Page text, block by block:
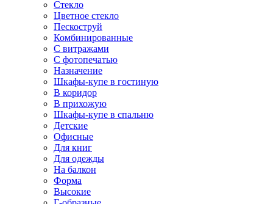
Стекло
Цветное стекло
Пескоструй
Комбинированные
С витражами
С фотопечатью
Назначение
Шкафы-купе в гостиную
В коридор
В прихожую
Шкафы-купе в спальню
Детские
Офисные
Для книг
Для одежды
На балкон
Форма
Высокие